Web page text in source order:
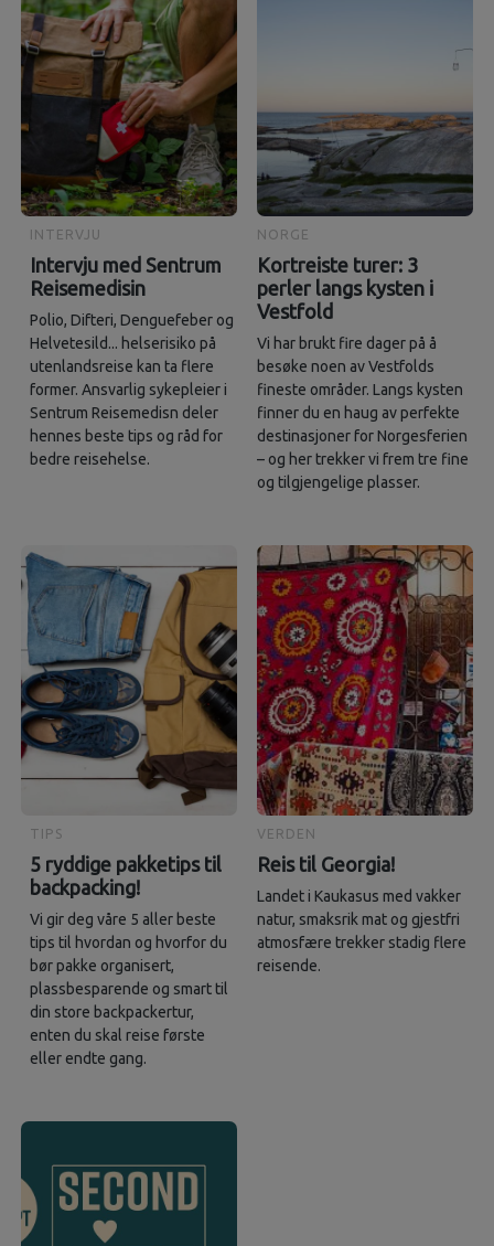
INTERVJU
Intervju med Sentrum
Reisemedisin
Polio, Difteri, Denguefeber og
Helvetesild... helserisiko på
utenlandsreise kan ta flere
former. Ansvarlig sykepleier i
Sentrum Reisemedisn deler
hennes beste tips og råd for
bedre reisehelse.
NORGE
Kortreiste turer: 3
perler langs kysten i
Vestfold
Vi har brukt fire dager på å
besøke noen av Vestfolds
fineste områder. Langs kysten
finner du en haug av perfekte
destinasjoner for Norgesferien
– og her trekker vi frem tre fine
og tilgjengelige plasser.
TIPS
5 ryddige pakketips til
backpacking!
Vi gir deg våre 5 aller beste
tips til hvordan og hvorfor du
bør pakke organisert,
plassbesparende og smart til
din store backpackertur,
enten du skal reise første
eller endte gang.
VERDEN
Reis til Georgia!
Landet i Kaukasus med vakker
natur, smaksrik mat og gjestfri
atmosfære trekker stadig flere
reisende.